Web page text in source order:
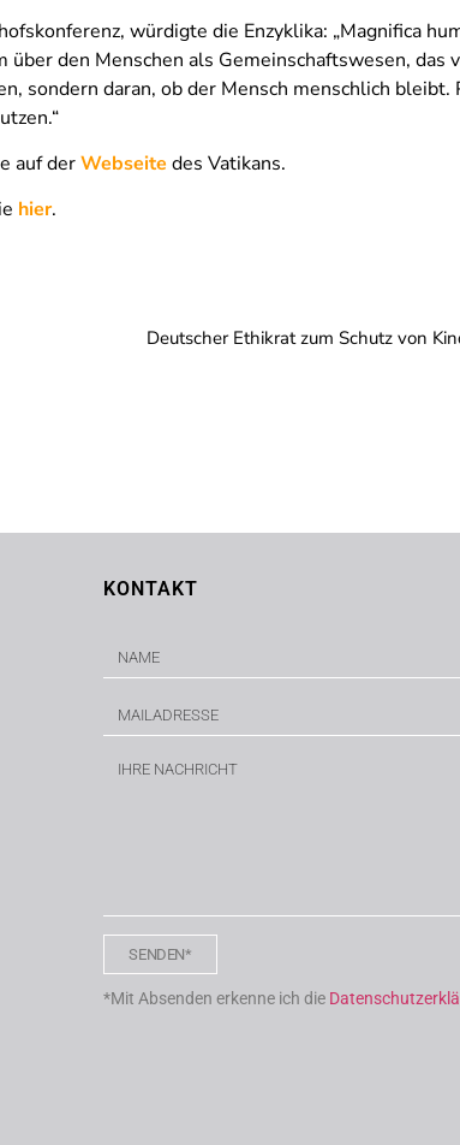
würdigte die Enzyklika: „Magnifica
den Menschen als Gemeinschaftswesen, das
sondern daran, ob der Mensch menschlich
auf derWebseite des Vatikans.
hier.
KONTAKT
SENDEN*
*Mit Absenden erkenne ich die